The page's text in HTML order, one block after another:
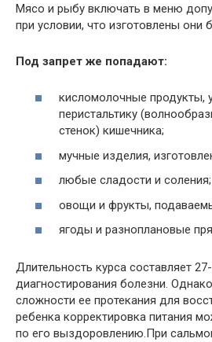
Мясо и рыбу включать в меню
при условии, что изготовлены они
Под запрет же попадают:
кисломолочные продукты,
перистальтику
стенок) кишечника;
мучные изделия,
любые сладости и соления;
овощи и фрукты,
ягоды и разноплановые
Длительность курса составляет
диагностирования болезни.
сложности ее протекания для
ребенка корректировка питания
по его выздоровлению.При